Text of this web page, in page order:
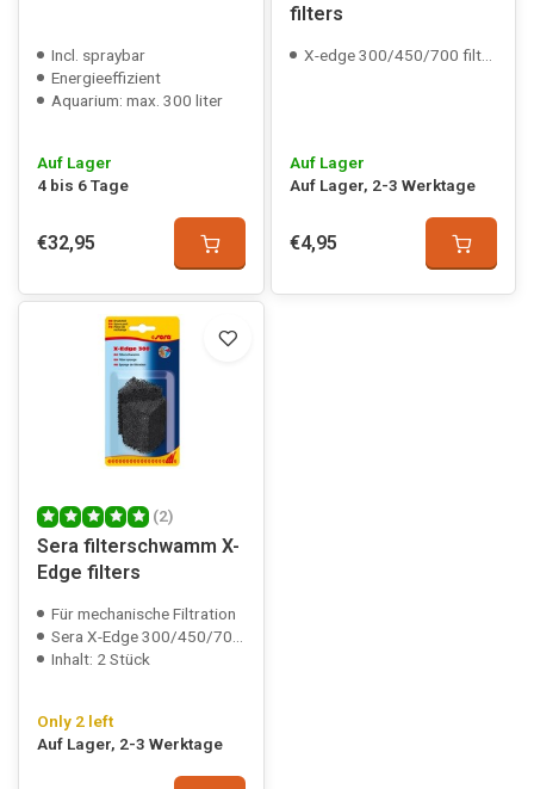
Incl. spraybar
Energieeffizient
Aquarium: max. 300 liter
Auf Lager
4 bis 6 Tage
€32,95
filters
X-edge 300/450/700 filtermedia
Auf Lager
Auf Lager, 2-3 Werktage
€4,95
(2)
Sera filterschwamm X-
Edge filters
Für mechanische Filtration
Sera X-Edge 300/450/700 compatible
Inhalt: 2 Stück
Only 2 left
Auf Lager, 2-3 Werktage